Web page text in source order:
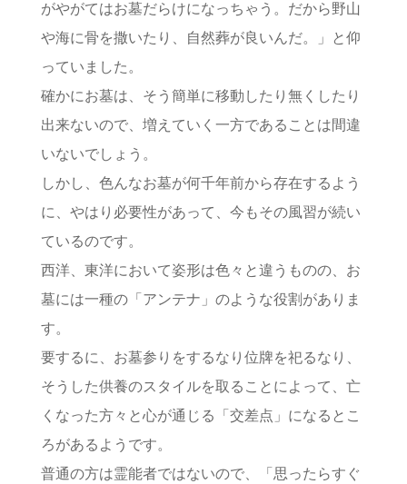
がやがてはお墓だらけになっちゃう。だから野山
や海に骨を撒いたり、自然葬が良いんだ。」と仰
っていました。
確かにお墓は、そう簡単に移動したり無くしたり
出来ないので、増えていく一方であることは間違
いないでしょう。
しかし、色んなお墓が何千年前から存在するよう
に、やはり必要性があって、今もその風習が続い
ているのです。
西洋、東洋において姿形は色々と違うものの、お
墓には一種の「アンテナ」のような役割がありま
す。
要するに、お墓参りをするなり位牌を祀るなり、
そうした供養のスタイルを取ることによって、亡
くなった方々と心が通じる「交差点」になるとこ
ろがあるようです。
普通の方は霊能者ではないので、「思ったらすぐ